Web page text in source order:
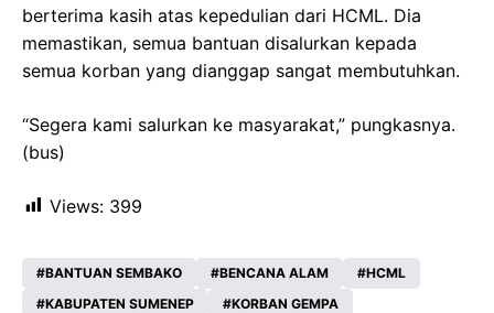
berterima kasih atas kepedulian dari HCML. Dia
memastikan, semua bantuan disalurkan kepada
semua korban yang dianggap sangat membutuhkan.
“Segera kami salurkan ke masyarakat,” pungkasnya.
(bus)
Views: 399
BANTUAN SEMBAKO BENCANA ALAM
HCML
KABUPATEN SUMENEP
KORBAN GEMPA